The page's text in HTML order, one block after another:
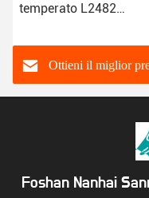
temperato L2482
grado sanitario
Ottieni il miglior
Foshan Nanhai